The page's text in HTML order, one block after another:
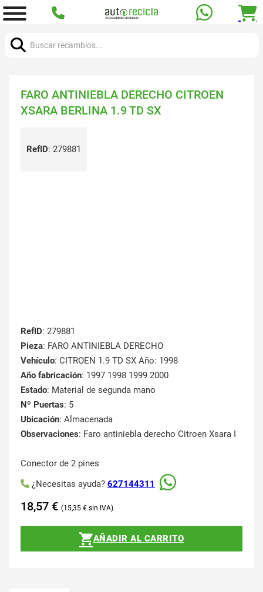
FARO ANTINIEBLA DERECHO CITROEN
XSARA BERLINA 1.9 TD SX
RefID: 279881
RefID: 279881
Pieza: FARO ANTINIEBLA DERECHO
Vehículo: CITROEN 1.9 TD SX Año: 1998
Año fabricación: 1997 1998 1999 2000
Estado: Material de segunda mano
Nº Puertas: 5
Ubicación: Almacenada
Observaciones: Faro antiniebla derecho Citroen Xsara I
Conector de 2 pines
¿Necesitas ayuda? 627144311
18,57 € 15,35 €
AÑADIR AL CARRITO